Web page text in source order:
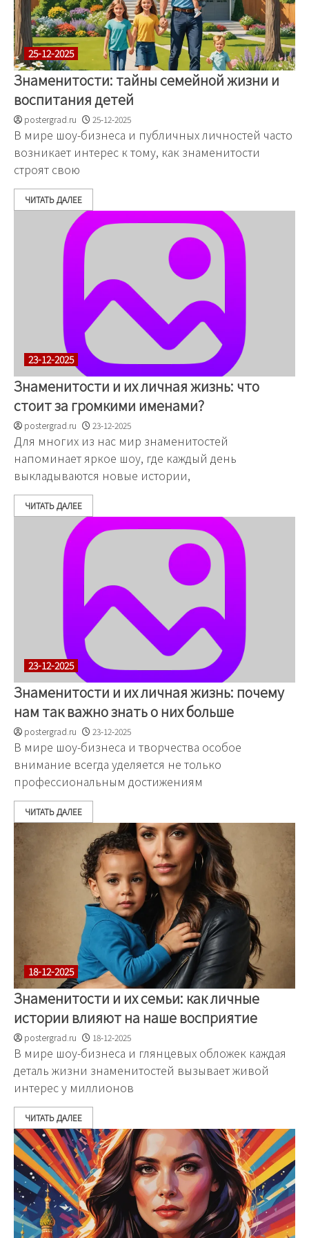
25-12-2025
Знаменитости: тайны семейной жизни и
воспитания детей
postergrad.ru 25-12-2025
В мире шоу-бизнеса и публичных личностей часто
возникает интерес к тому, как знаменитости
строят свою
ЧИТАТЬ ДАЛЕЕ
23-12-2025
Знаменитости и их личная жизнь: что
стоит за громкими именами?
postergrad.ru 23-12-2025
Для многих из нас мир знаменитостей
напоминает яркое шоу, где каждый день
выкладываются новые истории,
ЧИТАТЬ ДАЛЕЕ
23-12-2025
Знаменитости и их личная жизнь: почему
нам так важно знать о них больше
postergrad.ru 23-12-2025
В мире шоу-бизнеса и творчества особое
внимание всегда уделяется не только
профессиональным достижениям
ЧИТАТЬ ДАЛЕЕ
18-12-2025
Знаменитости и их семьи: как личные
истории влияют на наше восприятие
postergrad.ru 18-12-2025
В мире шоу-бизнеса и глянцевых обложек каждая
деталь жизни знаменитостей вызывает живой
интерес у миллионов
ЧИТАТЬ ДАЛЕЕ